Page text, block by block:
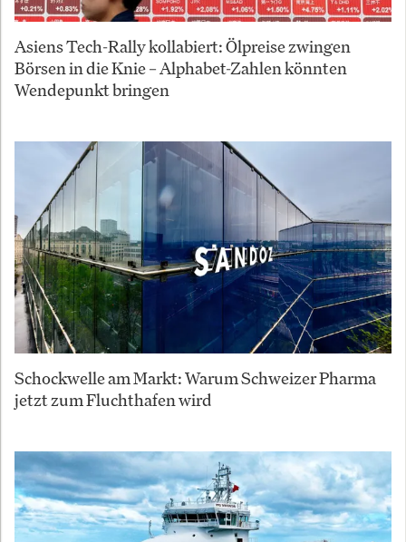
Asiens Tech-Rally kollabiert: Ölpreise zwingen
Börsen in die Knie – Alphabet-Zahlen könnten
Wendepunkt bringen
Schockwelle am Markt: Warum Schweizer Pharma
jetzt zum Fluchthafen wird